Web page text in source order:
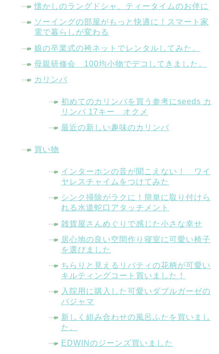
懐かしのラングドシャ、ティータイムのお伴に
ソーイングの部屋がもっと快適に！スマート家
電で暮らしが変わる
娘の卒業式の袴ネットでレンタルしてみた。
母親研修会 100均小物でデコしてきました。
カリンバ
初めてのカリンバを買う参考にseeds カ
リンバ 17キー オクメ
最近の新しい趣味のカリンバ
買い物
インターホンの音が聞こえない！ ワイ
ヤレスチャイムをつけてみた
シンク掃除がラクに！簡単に取り付けら
れる水道蛇口アタッチメント
雑貨屋さんめぐりで感じた小さな幸せ
居心地の良い空間作り寝室に可愛い椅子
を選びました
ちらりと見えるリバティの花柄が可愛い
キルティングコート買いました！
入院用に購入した可愛いダブルガーゼの
パジャマ
新しく組み合わせの風呂ふたを買いまし
た。
EDWINのジーンズ買いました